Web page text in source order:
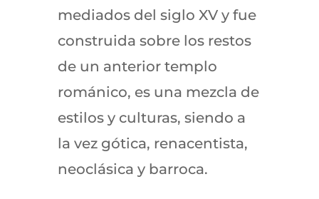
mediados del siglo XV y fue
construida sobre los restos
de un anterior templo
románico, es una mezcla de
estilos y culturas, siendo a
la vez gótica, renacentista,
neoclásica y barroca.